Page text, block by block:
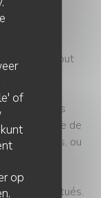
of
op
et surtout
vaut la
des
Parmi les
la côte de
les panisses, ou
rove.
les habitués.